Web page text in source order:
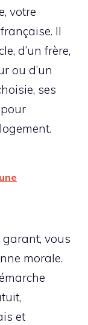
votre
Il
d’un frère,
ou d’un
ses
vous
morale.
et